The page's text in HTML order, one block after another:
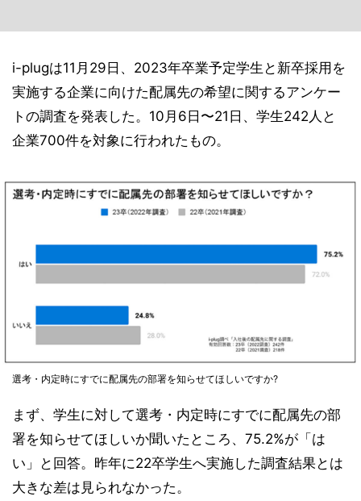
i-plugは11月29日、2023年卒業予定学生と新卒採用を
実施する企業に向けた配属先の希望に関するアンケー
トの調査を発表した。10月6日〜21日、学生242人と
企業700件を対象に行われたもの。
選考・内定時にすでに配属先の部署を知らせてほしいですか?
まず、学生に対して選考・内定時にすでに配属先の部
署を知らせてほしいか聞いたところ、75.2%が「は
い」と回答。昨年に22卒学生へ実施した調査結果とは
大きな差は見られなかった。